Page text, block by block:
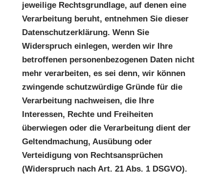
jeweilige Rechtsgrundlage, auf denen eine
Verarbeitung beruht, entnehmen Sie dieser
Datenschutzerklärung. Wenn Sie
Widerspruch einlegen, werden wir Ihre
betroffenen personenbezogenen Daten nicht
mehr verarbeiten, es sei denn, wir können
zwingende schutzwürdige Gründe für die
Verarbeitung nachweisen, die Ihre
Interessen, Rechte und Freiheiten
überwiegen oder die Verarbeitung dient der
Geltendmachung, Ausübung oder
Verteidigung von Rechtsansprüchen
(Widerspruch nach Art. 21 Abs. 1 DSGVO).